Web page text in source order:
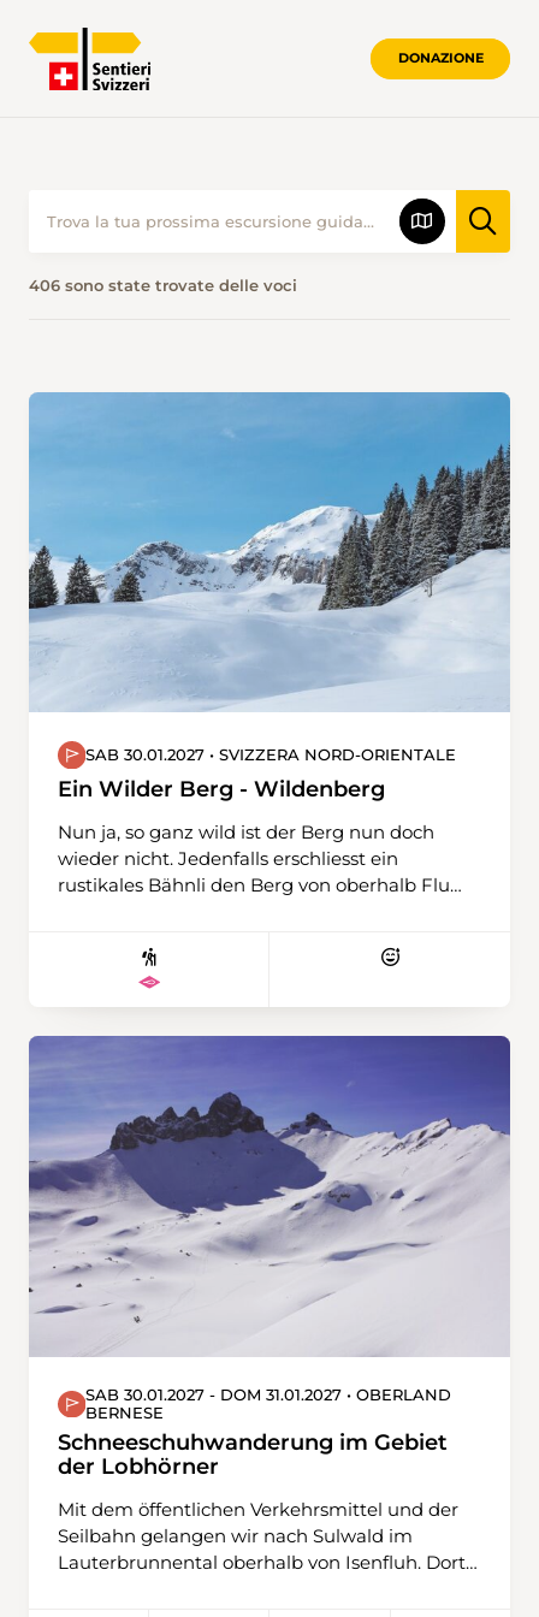
DONAZIONE
406 sono state trovate delle voci
SAB 30.01.2027 • SVIZZERA NORD-ORIENTALE
Ein Wilder Berg - Wildenberg
Nun ja, so ganz wild ist der Berg nun doch
wieder nicht. Jedenfalls erschliesst ein
rustikales Bähnli den Berg von oberhalb Flums
Schönhalden (tönt schon angenehmer)
erwartet uns dann eine verschneite Landschaft
fantastische Schneeschuhtour verspricht. Es
Mädemsvorsäss zum Berggasthaus zur
Einkehr. Und das Bähnli bringt uns sicher
wieder zurück zum Ausgangspunkt. Ein
perfekter Winterausflug in weniger
bekanntem Terrain!
SAB 30.01.2027 - DOM 31.01.2027 • OBERLAND
BERNESE
Schneeschuhwanderung im Gebiet
der Lobhörner
Mit dem öffentlichen Verkehrsmittel und der
Seilbahn gelangen wir nach Sulwald im
Lauterbrunnental oberhalb von Isenfluh. Dort